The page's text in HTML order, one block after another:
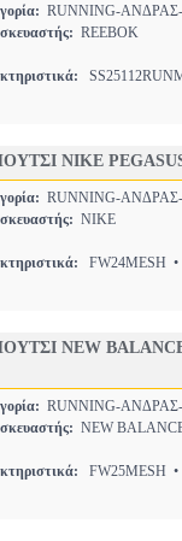
RUNNING-
REEBOK
NIKE
RUNNING-
NIKE
FW24MESH
NEW
RUNNING-
NEW
FW25MESH